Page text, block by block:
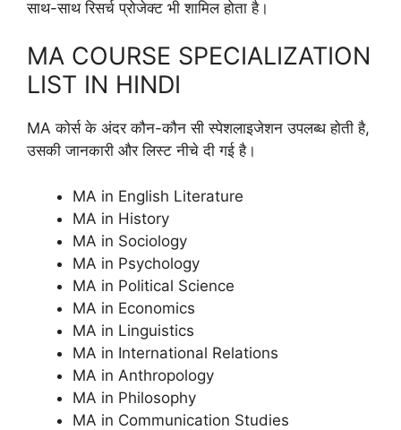
साथ-साथ रिसर्च प्रोजेक्ट भी शामिल होता है।
MA COURSE SPECIALIZATION
LIST IN HINDI
MA कोर्स के अंदर कौन-कौन सी स्पेशलाइजेशन उपलब्ध होती है,
उसकी जानकारी और लिस्ट नीचे दी गई है।
MA in English Literature
MA in History
MA in Sociology
MA in Psychology
MA in Political Science
MA in Economics
MA in Linguistics
MA in International Relations
MA in Anthropology
MA in Philosophy
MA in Communication Studies